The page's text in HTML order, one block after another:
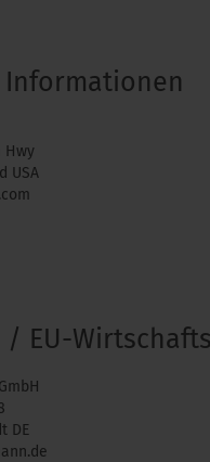
Hwy
USA
EU-
DE